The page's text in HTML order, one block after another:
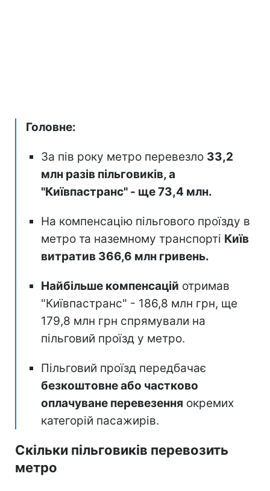
Головне:
За пів року метро перевезло 33,2
млн разів пільговиків, а
"Київпастранс" - ще 73,4 млн.
На компенсацію пільгового проїзду в
метро та наземному транспорті Київ
витратив 366,6 млн гривень.
Найбільше компенсацій отримав
"Київпастранс" - 186,8 млн грн, ще
179,8 млн грн спрямували на
пільговий проїзд у метро.
Пільговий проїзд передбачає
безкоштовне або частково
оплачуване перевезення окремих
категорій пасажирів.
Скільки пільговиків перевозить
метро